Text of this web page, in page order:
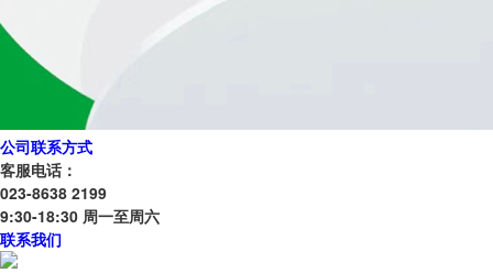
公司联系方式
客服电话：
023-8638 2199
9:30-18:30 周一至周六
联系我们